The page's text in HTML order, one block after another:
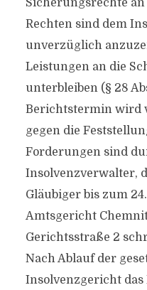
Sicherungsrechte
Rechten sind dem
unverzüglich
Leistungen an die
unterbleiben (§ 28
Berichtstermin wird
gegen die
Forderungen sind
Insolvenzverwalter,
Gläubiger bis zum
Amtsgericht
Gerichtsstraße 2
Nach Ablauf der
Insolvenzgericht das